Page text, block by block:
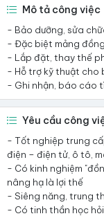
Mô tả công việc
- Bảo dưỡng, sửa
- Đặc biệt mảng
- Lắp đặt, thay thế
- Hỗ trợ kỹ thuật cho
- Ghi nhận, báo cáo
Yêu cầu công
- Tốt nghiệp trung
điện – điện tử, ô tô,
- Có kinh nghiệm
nâng hạ là lợi thế
- Siêng năng, trung
- Có tinh thần học